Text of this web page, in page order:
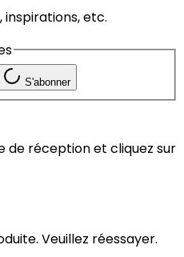
inspirations, etc.
S'abonner
de réception et cliquez sur
Veuillez réessayer.